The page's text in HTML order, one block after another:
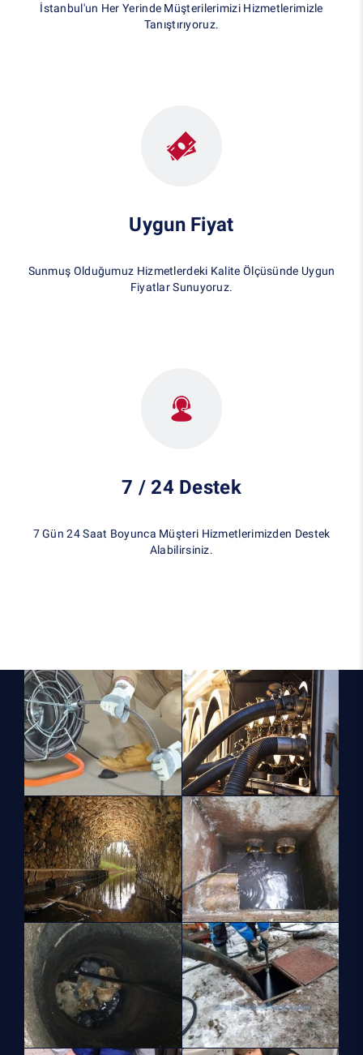
İstanbul'un Her Yerinde Müşterilerimizi Hizmetlerimizle
Tanıştırıyoruz.
Uygun Fiyat
Sunmuş Olduğumuz Hizmetlerdeki Kalite Ölçüsünde Uygun
Fiyatlar Sunuyoruz.
7 / 24 Destek
7 Gün 24 Saat Boyunca Müşteri Hizmetlerimizden Destek
Alabilirsiniz.